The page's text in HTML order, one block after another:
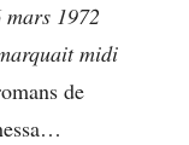
1972
midi
de